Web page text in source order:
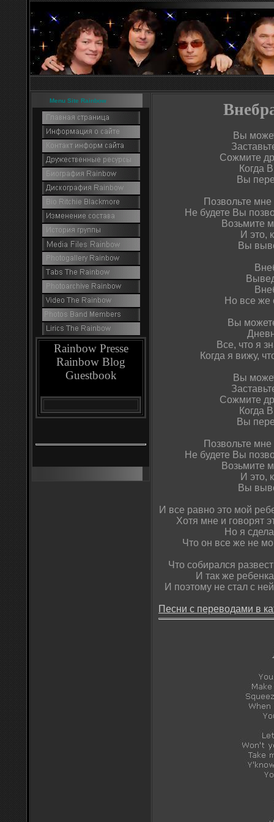
Menu Site Rainbow
Rainbow Presse
Rainbow Blog
Guestbook
Вы
Сожмите
Когда
Вы
Позвольте
Не будете Вы
Возьмите
И это,
Вы
Но все же
Вы
Все, что я
Когда я вижу,
Вы
Сожмите
Когда
Вы
Позвольте
Не будете Вы
Возьмите
И это,
Вы
И все равно это мой
Хотя мне и говорят
Но я
Что он все же не
Что собирался
И так же
И поэтому не стал с
Песни с переводами в